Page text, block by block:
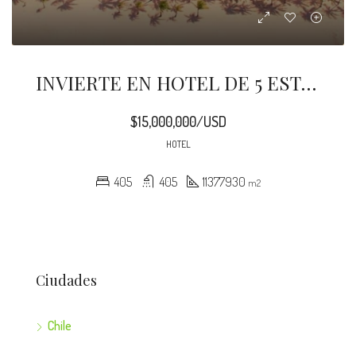
INVIERTE EN HOTEL DE 5 ESTRELLAS EN ISLA MARGARITA
$15,000,000/USD
HOTEL
405 405 11377930 m2
Ciudades
Chile